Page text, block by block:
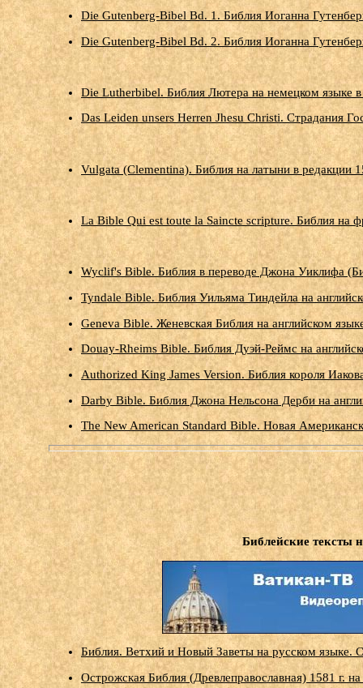
Die Gutenberg-Bibel Bd. 1. Библия Иоганна
Die Gutenberg-Bibel Bd. 2. Библия Иоганна
Die Lutherbibel. Библия Лютера на немецком языке
Das Leiden unsers Herren Jhesu Christi. Страдания
Vulgata (Clementina). Библия на латыни в редакции
La Bible Qui est toute la Saincte scripture. Библия на
Wyclif's Bible. Библия в переводе Джона Уиклифа
Tyndale Bible. Библия Уильяма Тиндейла на
Geneva Bible. Женевская Библия на английском
Douay-Rheims Bible. Библия Дуэй-Реймс на
Authorized King James Version. Библия короля
Darby Bible. Библия Джона Нельсона Дерби на
The New American Standard Bible. Новая
Библейские тексты
Библия. Ветхий и Новый Заветы на русском
Острожская Библия (Древлеправославная) 1581 г.